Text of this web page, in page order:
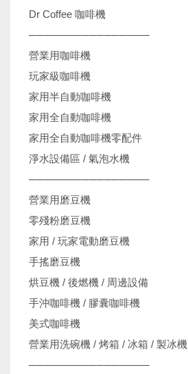
Dr Coffee 咖啡機
────────────────
營業用咖啡機
玩家級咖啡機
家用半自動咖啡機
家用全自動咖啡機
家用全自動咖啡機零配件
淨水設備區 / 氣泡水機
────────────────
營業用磨豆機
零殘粉磨豆機
家用 / 玩家電動磨豆機
手搖磨豆機
烘豆機 / 後燃機 / 周邊設備
手沖咖啡機 / 膠囊咖啡機
美式咖啡機
營業用洗碗機 / 烤箱 / 冰箱 / 製冰機
────────────────